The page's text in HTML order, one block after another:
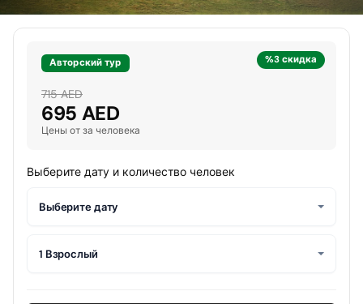
%3 скидка
Авторский тур
715 AED
695 AED
Цены от за человека
Выберите дату и количество человек
Выберите дату
1 Взрослый